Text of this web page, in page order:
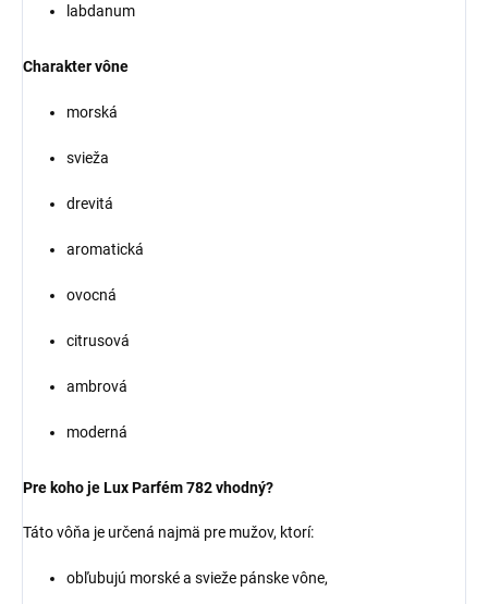
labdanum
Charakter vône
morská
svieža
drevitá
aromatická
ovocná
citrusová
ambrová
moderná
Pre koho je Lux Parfém 782 vhodný?
Táto vôňa je určená najmä pre mužov, ktorí:
obľubujú morské a svieže pánske vône,